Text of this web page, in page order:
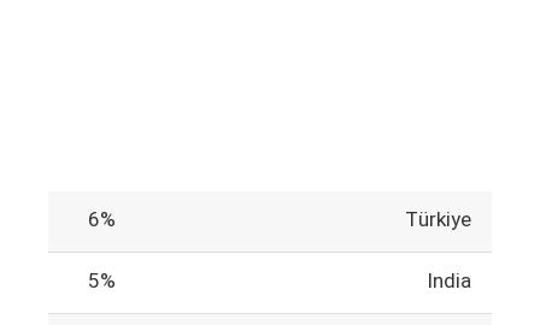
Türkiye
6%
India
5%